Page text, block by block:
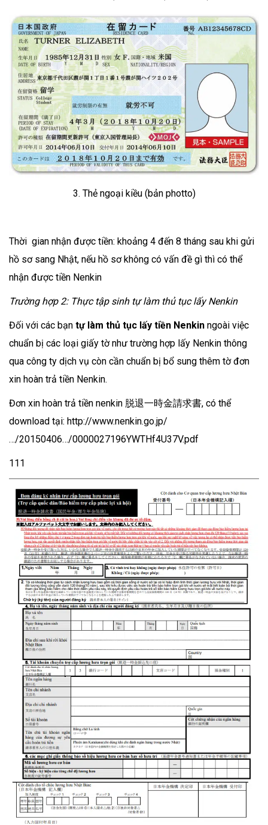
3. Thẻ ngoại kiều (bản photto)
Thời gian nhận được tiền: khoảng 4 đến 8 tháng sau khi gửi
hồ sơ sang Nhật, nếu hồ sơ không có vấn đề gì thì có thể
nhận được tiền Nenkin
Trường hợp 2: Thực tập sinh tự làm thủ tục lấy Nenkin
Đối với các bạn tự làm thủ tục lấy tiền Nenkin ngoài việc
chuẩn bị các loại giấy tờ như trường hợp lấy Nenkin thông
qua công ty dịch vụ còn cần chuẩn bị bổ sung thêm tờ đơn
xin hoàn trả tiền Nenkin.
Đơn xin hoàn trả tiền nenkin 脱退一時金請求書, có thể
download tại: http://www.nenkin.go.jp/
…/20150406…/0000027196YWTHf4U37V.pdf
111